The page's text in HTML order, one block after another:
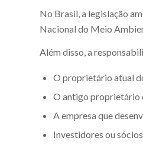
No Brasil, a legislação
Nacional do Meio
Além disso, a
O proprietário atual
O antigo proprietário
A empresa que
Investidores ou